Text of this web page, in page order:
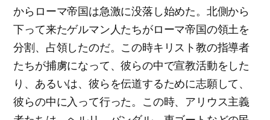
からローマ帝国は急激に没落し始めた。北側から
下って来たゲルマン人たちがローマ帝国の領土を
分割、占領したのだ。この時キリスト教の指導者
たちが捕虜になって、彼らの中で宣教活動をした
り、あるいは、彼らを伝道するために志願して、
彼らの中に入って行った。この時、アリウス主義